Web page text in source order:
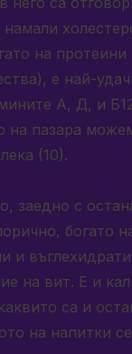
на протеини
е най-
А, Д, и
на пазара
(10).
заедно с
богато
и
на вит. Е и
са и
на напитки